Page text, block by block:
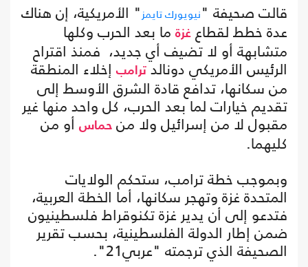
قالت صحيفة "نيويورك تايمز " الأمريكية، إن هناك
عدة خطط لقطاع غزة ما بعد الحرب وكلها
متشابهة أو لا تضيف أي جديد، فمنذ اقتراح
الرئيس الأمريكي دونالدترامب إخلاء المنطقة
من سكانها، تدافع قادة الشرق الأوسط إلى
تقديم خيارات لما بعد الحرب، كل واحد منها غير
مقبول لا من إسرائيل ولا من حماس أو من
كليهما.
وبموجب خطة ترامب، ستحكم الولايات
المتحدة غزة وتهجر سكانها، أما الخطة العربية،
فتدعو إلى أن يدير غزة تكنوقراط فلسطينيون
ضمن إطار الدولة الفلسطينية، بحسب تقرير
الصحيفة الذي ترجمته "عربي21".